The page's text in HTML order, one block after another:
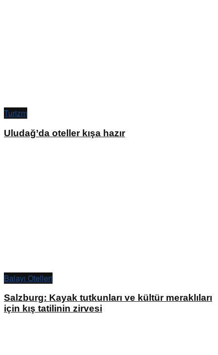
Turizm
Uludağ’da oteller kışa hazır
Balayı Otelleri
Salzburg: Kayak tutkunları ve kültür meraklıları
için kış tatilinin zirvesi